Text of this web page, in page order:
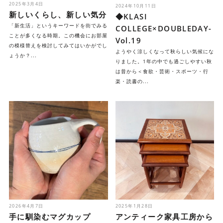
2025年3月4日
新しいくらし、新しい気分
「新生活」というキーワードを街でみる
ことが多くなる時期。この機会にお部屋
の模様替えを検討してみてはいかがでし
ょうか？...
2024年10月11日
◆KLASI
COLLEGE×DOUBLEDAY-
Vol.19
ようやく涼しくなって秋らしい気候にな
りました。1年の中でも過ごしやすい秋
は昔から＜食欲・芸術・スポーツ・行
楽・読書の...
2026年4月7日
手に馴染むマグカップ
2025年1月28日
アンティーク家具工房から